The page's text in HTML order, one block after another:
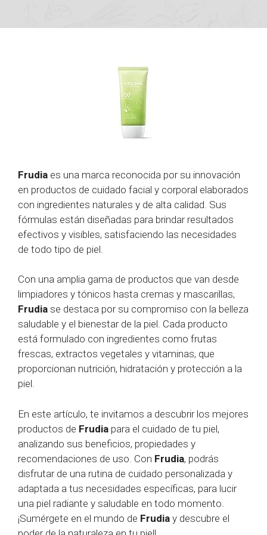
Frudia es una marca reconocida por su innovación
en productos de cuidado facial y corporal elaborados
con ingredientes naturales y de alta calidad. Sus
fórmulas están diseñadas para brindar resultados
efectivos y visibles, satisfaciendo las necesidades
de todo tipo de piel.
Con una amplia gama de productos que van desde
limpiadores y tónicos hasta cremas y mascarillas,
Frudia se destaca por su compromiso con la belleza
saludable y el bienestar de la piel. Cada producto
está formulado con ingredientes como frutas
frescas, extractos vegetales y vitaminas, que
proporcionan nutrición, hidratación y protección a la
piel.
En este artículo, te invitamos a descubrir los mejores
productos de Frudia para el cuidado de tu piel,
analizando sus beneficios, propiedades y
recomendaciones de uso. Con Frudia, podrás
disfrutar de una rutina de cuidado personalizada y
adaptada a tus necesidades específicas, para lucir
una piel radiante y saludable en todo momento.
¡Sumérgete en el mundo de Frudia y descubre el